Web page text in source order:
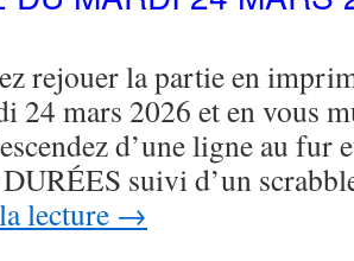
rejouer la partie en
24 mars 2026 et en vous
d’une ligne au fur
DURÉES suivi d’un
lecture →